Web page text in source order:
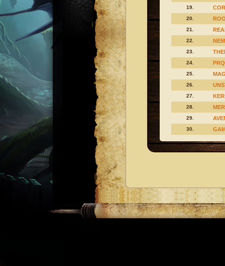
19.
20.
21.
22.
23.
24.
25.
26.
27.
28.
29.
30.